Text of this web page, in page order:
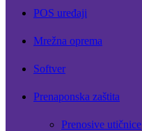
POS uređaji
Mrežna oprema
Softver
Prenaponska zaštita
Prenosive utičnice